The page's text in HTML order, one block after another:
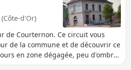
d'Or)
de Courternon. Ce circuit vous
de la commune et de découvrir ce
en zone dégagée, peu d'ombre.
si grand soleil.